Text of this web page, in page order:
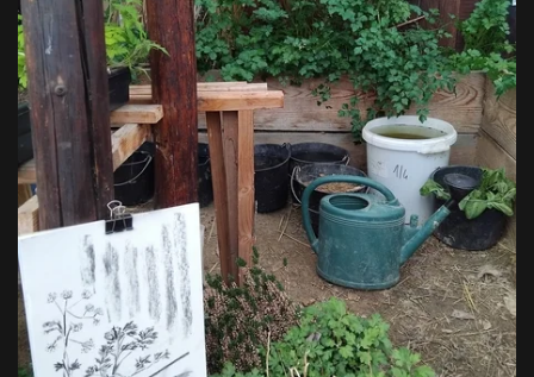
VOIR EN GRAND